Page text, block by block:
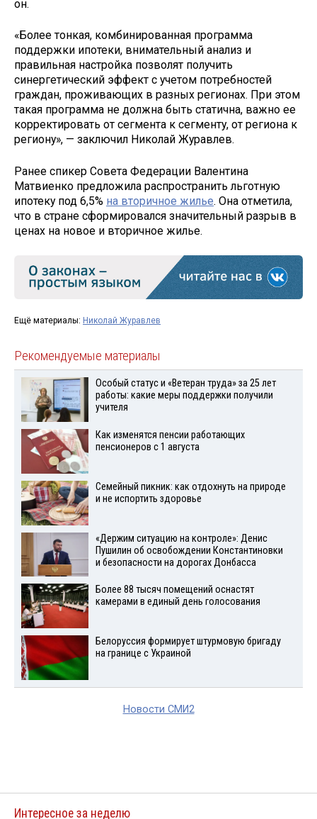
он.
«Более тонкая, комбинированная программа
поддержки ипотеки, внимательный анализ и
правильная настройка позволят получить
синергетический эффект с учетом потребностей
граждан, проживающих в разных регионах. При этом
такая программа не должна быть статична, важно ее
корректировать от сегмента к сегменту, от региона к
региону», — заключил Николай Журавлев.
Ранее спикер Совета Федерации Валентина
Матвиенко предложила распространить льготную
ипотеку под 6,5% на вторичное жилье. Она отметила,
что в стране сформировался значительный разрыв в
ценах на новое и вторичное жилье.
Ещё материалы: Николай Журавлев
Рекомендуемые материалы
Особый статус и «Ветеран труда» за 25 лет
работы: какие меры поддержки получили
учителя
Как изменятся пенсии работающих
пенсионеров с 1 августа
Семейный пикник: как отдохнуть на природе
и не испортить здоровье
«Держим ситуацию на контроле»: Денис
Пушилин об освобождении Константиновки
и безопасности на дорогах Донбасса
Более 88 тысяч помещений оснастят
камерами в единый день голосования
Белоруссия формирует штурмовую бригаду
на границе с Украиной
Новости СМИ2
Интересное за неделю